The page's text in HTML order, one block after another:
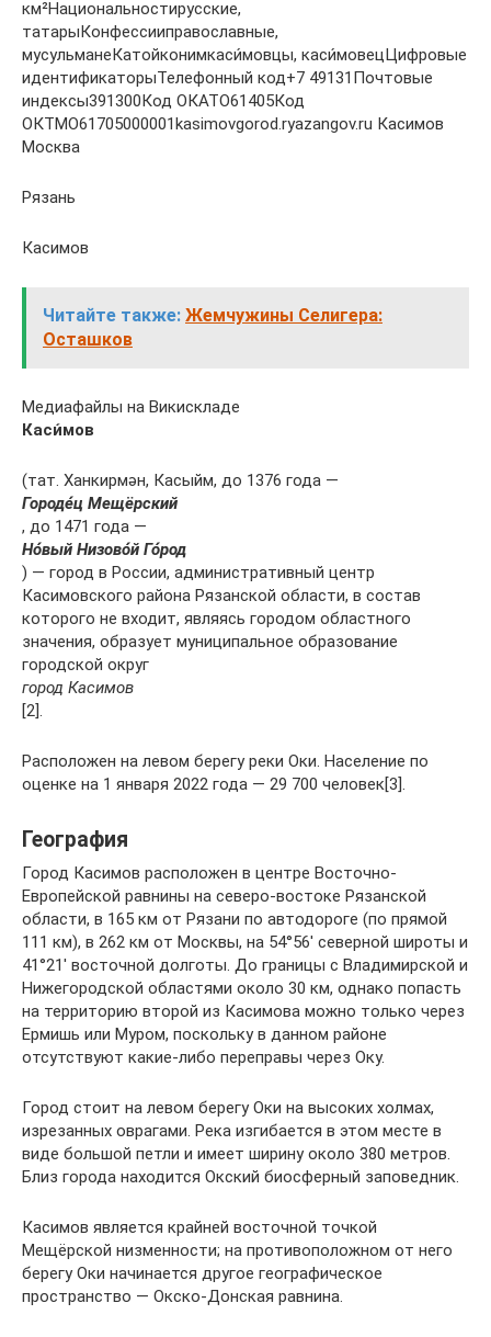
км²Национальностирусские,
татарыКонфессииправославные,
мусульманеКатойконимкаси́мовцы, каси́мовецЦифровые
идентификаторыТелефонный код+7 49131Почтовые
индексы391300Код ОКАТО61405Код
ОКТМО61705000001kasimovgorod.ryazangov.ru Касимов
Москва
Рязань
Касимов
Читайте также: Жемчужины Селигера:
Осташков
Медиафайлы на Викискладе
Каси́мов
(тат. Ханкирмән, Касыйм, до 1376 года —
Городе́ц Мещёрский
, до 1471 года —
Но́вый Низово́й Го́род
) — город в России, административный центр
Касимовского района Рязанской области, в состав
которого не входит, являясь городом областного
значения, образует муниципальное образование
городской округ
город Касимов
[2].
Расположен на левом берегу реки Оки. Население по
оценке на 1 января 2022 года — 29 700 человек[3].
География
Город Касимов расположен в центре Восточно-
Европейской равнины на северо-востоке Рязанской
области, в 165 км от Рязани по автодороге (по прямой
111 км), в 262 км от Москвы, на 54°56′ северной широты и
41°21′ восточной долготы. До границы с Владимирской и
Нижегородской областями около 30 км, однако попасть
на территорию второй из Касимова можно только через
Ермишь или Муром, поскольку в данном районе
отсутствуют какие-либо переправы через Оку.
Город стоит на левом берегу Оки на высоких холмах,
изрезанных оврагами. Река изгибается в этом месте в
виде большой петли и имеет ширину около 380 метров.
Близ города находится Окский биосферный заповедник.
Касимов является крайней восточной точкой
Мещёрской низменности; на противоположном от него
берегу Оки начинается другое географическое
пространство — Окско-Донская равнина.